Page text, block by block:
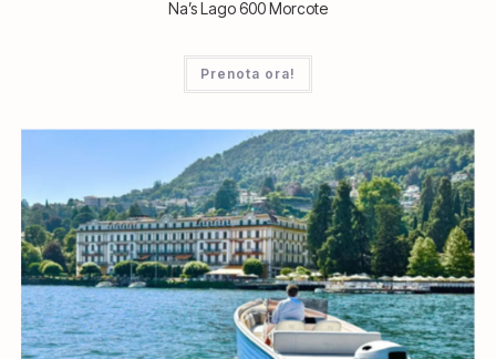
Na’s Lago 600 Morcote
Prenota ora!